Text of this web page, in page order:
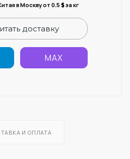
в Москву от 0.5 $за кг
доставку
MAX
И ОПЛАТА